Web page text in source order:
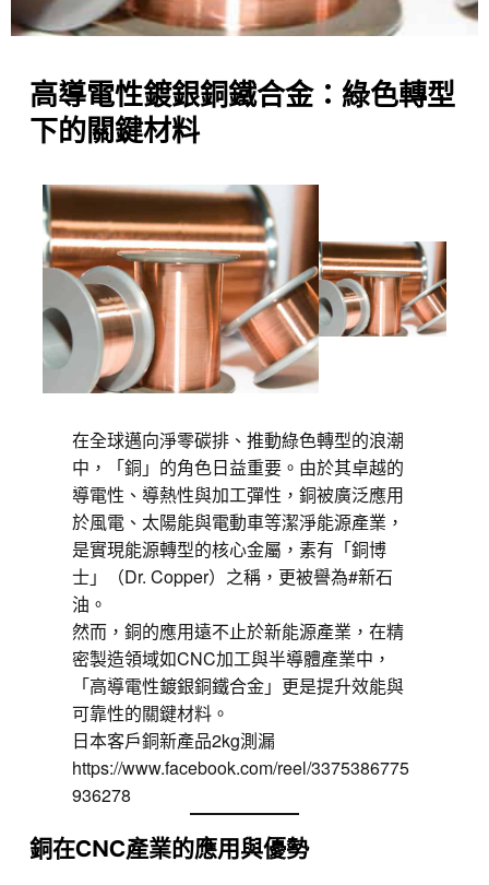
高導電性鍍銀銅鐵合金：綠色轉型
下的關鍵材料
在全球邁向淨零碳排、推動綠色轉型的浪潮
中，「銅」的角色日益重要。由於其卓越的
導電性、導熱性與加工彈性，銅被廣泛應用
於風電、太陽能與電動車等潔淨能源產業，
是實現能源轉型的核心金屬，素有「銅博
士」（Dr. Copper）之稱，更被譽為#新石
油。
然而，銅的應用遠不止於新能源產業，在精
密製造領域如CNC加工與半導體產業中，
「高導電性鍍銀銅鐵合金」更是提升效能與
可靠性的關鍵材料。
日本客戶銅新產品2kg測漏
https://www.facebook.com/reel/3375386775
936278
銅在CNC產業的應用與優勢